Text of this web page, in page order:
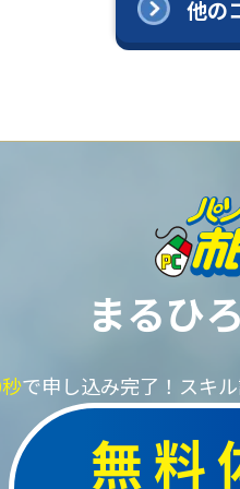
他の
まるひ
で申し込み完了！ スキ
無料